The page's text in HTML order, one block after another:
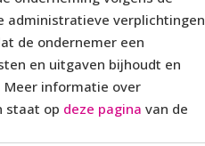
administratieve verplichtingen
de ondernemer een
en uitgaven bijhoudt en
informatie over
staat op deze pagina van de